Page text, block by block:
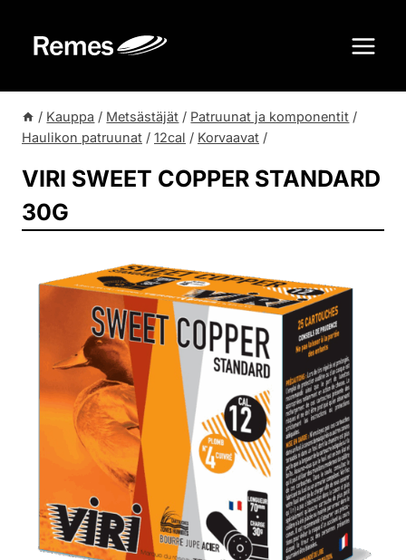
sisältöön
/ Kauppa / Metsästäjät / Patruunat ja komponentit /
Haulikon patruunat / 12cal / Korvaavat /
VIRI SWEET COPPER STANDARD
30G